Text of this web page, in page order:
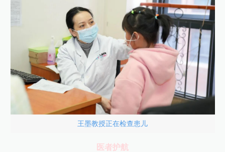
王墨教授正在检查患儿
医者护航